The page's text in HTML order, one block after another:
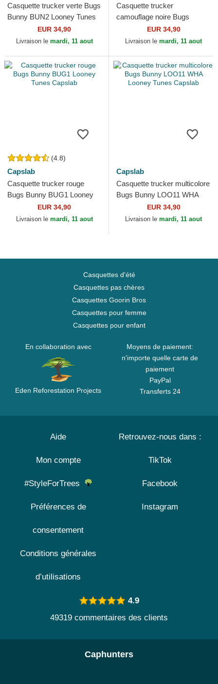
Casquette trucker verte Bugs
Bunny BUN2 Looney Tunes
EUR 34,90
Livraison le mardi, 11 aout
Casquette trucker
camouflage noire Bugs
Bunny BUG3 CT Looney
Tunes Capslab
EUR 34,90
Livraison le mardi, 11 aout
(4.8)
Capslab
Casquette trucker rouge
Bugs Bunny BUG1 Looney
Tunes CapslabEUR 34,90
Livraison le mardi, 11 aout
Capslab
Casquette trucker multicolore
Bugs Bunny LOO11 WHA
Looney Tunes Capslab
EUR 34,90
Livraison le mardi, 11 aout
Casquettes d'été
Casquettes pas chères
Casquettes Goorin Bros
Casquettes pour femme
Casquettes pour enfant
En collaboration avec
Eden Reforestation Projects
Moyens de paiement:
n'importe quelle carte de
paiement
PayPal
Transferts 24
Aide
Mon compte
#StyleForTrees
Préférences de
consentement
Conditions générales
d’utilisations
Retrouvez-nous dans :
TikTok
Facebook
Instagram
4.9
49319 commentaires des clients
Caphunters